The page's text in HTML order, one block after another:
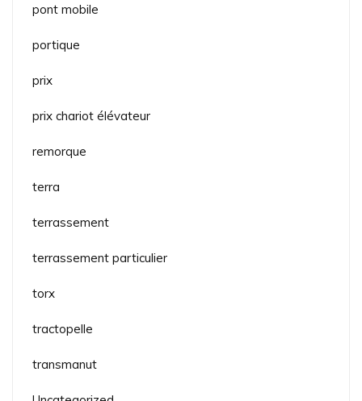
pont mobile
portique
prix
prix chariot élévateur
remorque
terra
terrassement
terrassement particulier
torx
tractopelle
transmanut